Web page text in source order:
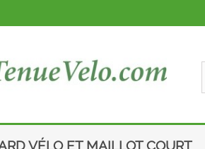
VÉLO ET MAILLOT COURT